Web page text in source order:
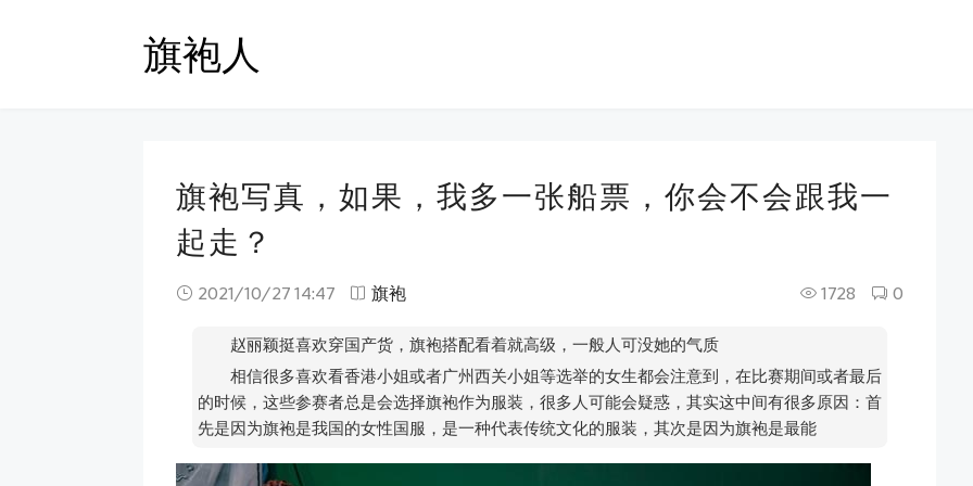
旗袍人
旗袍写真，如果，我多一张船票，你会不会跟我一
起走？
2021/10/27 14:47 旗袍 1728 0
赵丽颖挺喜欢穿国产货，旗袍搭配看着就高级，一般人可没她的气质
相信很多喜欢看香港小姐或者广州西关小姐等选举的女生都会注意到，在比赛期间或者最后
的时候，这些参赛者总是会选择旗袍作为服装，很多人可能会疑惑，其实这中间有很多原因：首
先是因为旗袍是我国的女性国服，是一种代表传统文化的服装，其次是因为旗袍是最能